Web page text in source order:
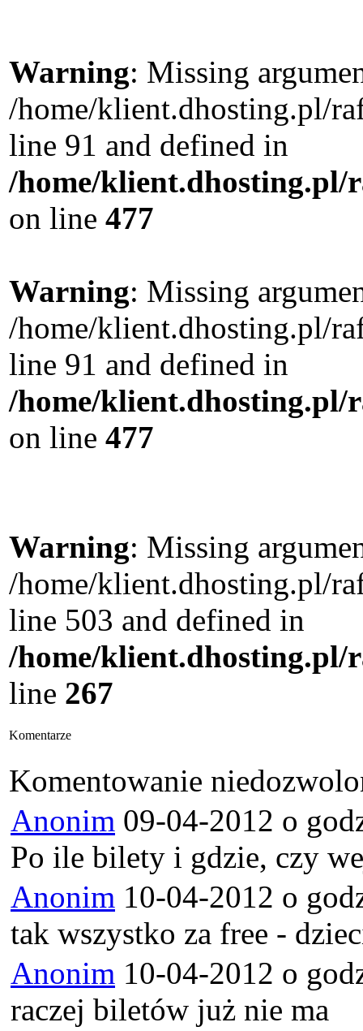
Warning: Missing
/home/klient.dhosting.pl/
line 91 and defined in
/home/klient.dhosting.pl/
on line 477
Warning: Missing
/home/klient.dhosting.pl/
line 91 and defined in
/home/klient.dhosting.pl/
on line 477
Warning: Missing
/home/klient.dhosting.pl/
line 503 and defined in
/home/klient.dhosting.pl/
line 267
Komentarze
Komentowanie
Anonim 09-04-2012 o
Po ile bilety i gdzie, czy
Anonim 10-04-2012 o
tak wszystko za free -
Anonim 10-04-2012 o
raczej biletów już nie ma